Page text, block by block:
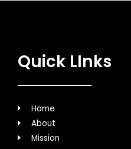
Quick LInks
Home
About
Mission